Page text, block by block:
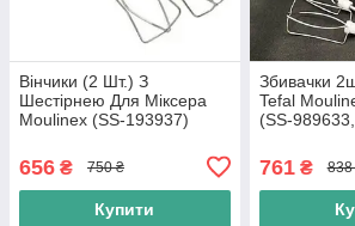
Вінчики (2 Шт.) З
Шестірнею Для Міксера
Moulinex (SS-193937)
656 ₴ 750 ₴
Купити
Збивачки
Tefal
(SS-
761₴ 838